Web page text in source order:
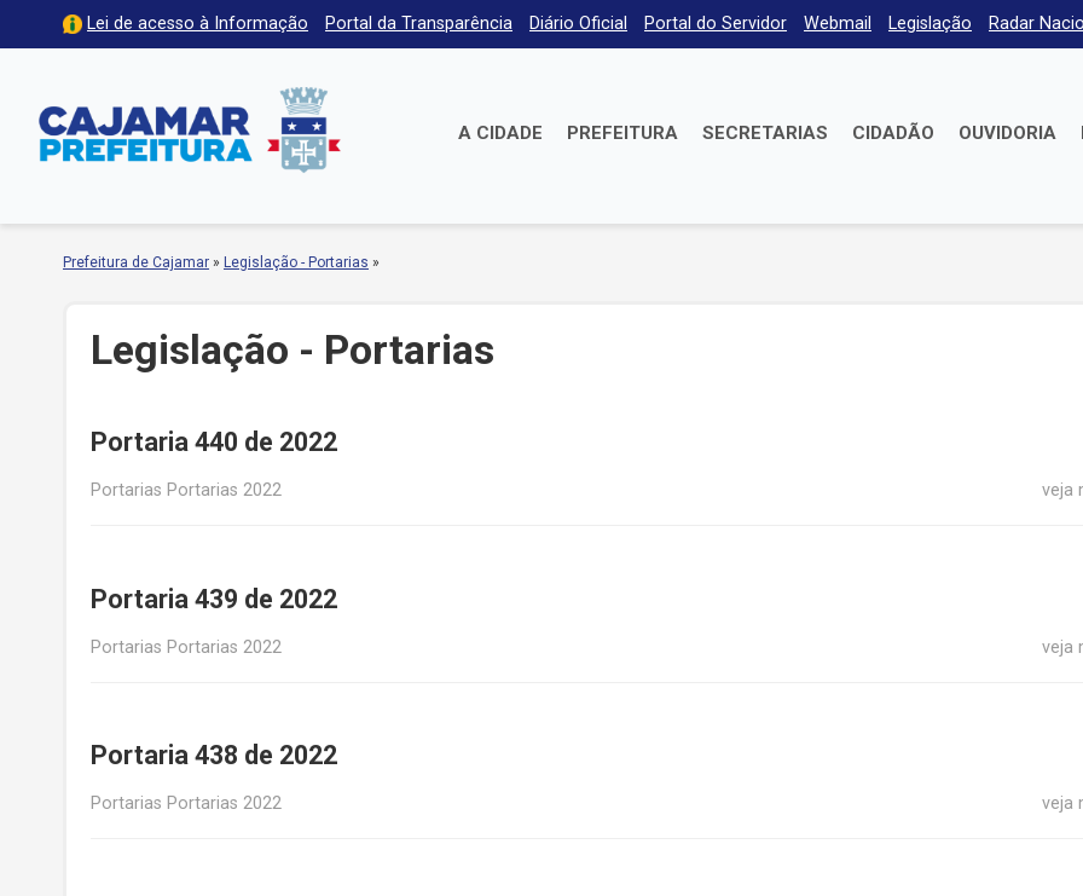
Lei de acesso à Informação Portal da Transparência Diário Oficial Portal do Servidor Webmail Legislação Radar
A CIDADE PREFEITURA SECRETARIAS CIDADÃO OUVIDORIA
Prefeitura de Cajamar » Legislação - Portarias »
Legislação - Portarias
Portaria 440 de 2022
Portarias Portarias 2022 veja
Portaria 439 de 2022
Portarias Portarias 2022 veja
Portaria 438 de 2022
Portarias Portarias 2022 veja